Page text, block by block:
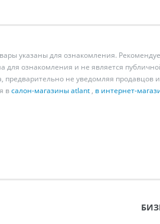
указаны для ознакомления.
для ознакомления и не является
предварительно не уведомляя
всалон-магазины atlant , в интернет-